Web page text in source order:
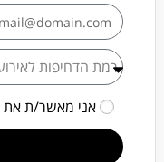
אני מאשר/ת את